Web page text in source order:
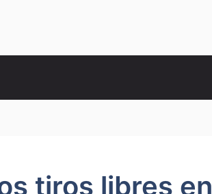
tiros libres en